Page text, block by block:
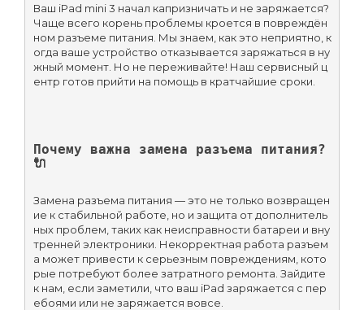
Ваш iPad mini 3 начал капризничать и не заряжается?
Чаще всего корень проблемы кроется в повреждён
ном разъеме питания. Мы знаем, как это неприятно, к
огда ваше устройство отказывается заряжаться в ну
жный момент. Но не переживайте! Наш сервисный ц
ентр готов прийти на помощь в кратчайшие сроки.
Почему важна замена разъема питания?
🔌
Замена разъема питания — это не только возвращен
ие к стабильной работе, но и защита от дополнитель
ных проблем, таких как неисправности батареи и вну
тренней электроники. Некорректная работа разъем
а может привести к серьезным повреждениям, кото
рые потребуют более затратного ремонта. Зайдите
к нам, если заметили, что ваш iPad заряжается с пер
ебоями или не заряжается вовсе.